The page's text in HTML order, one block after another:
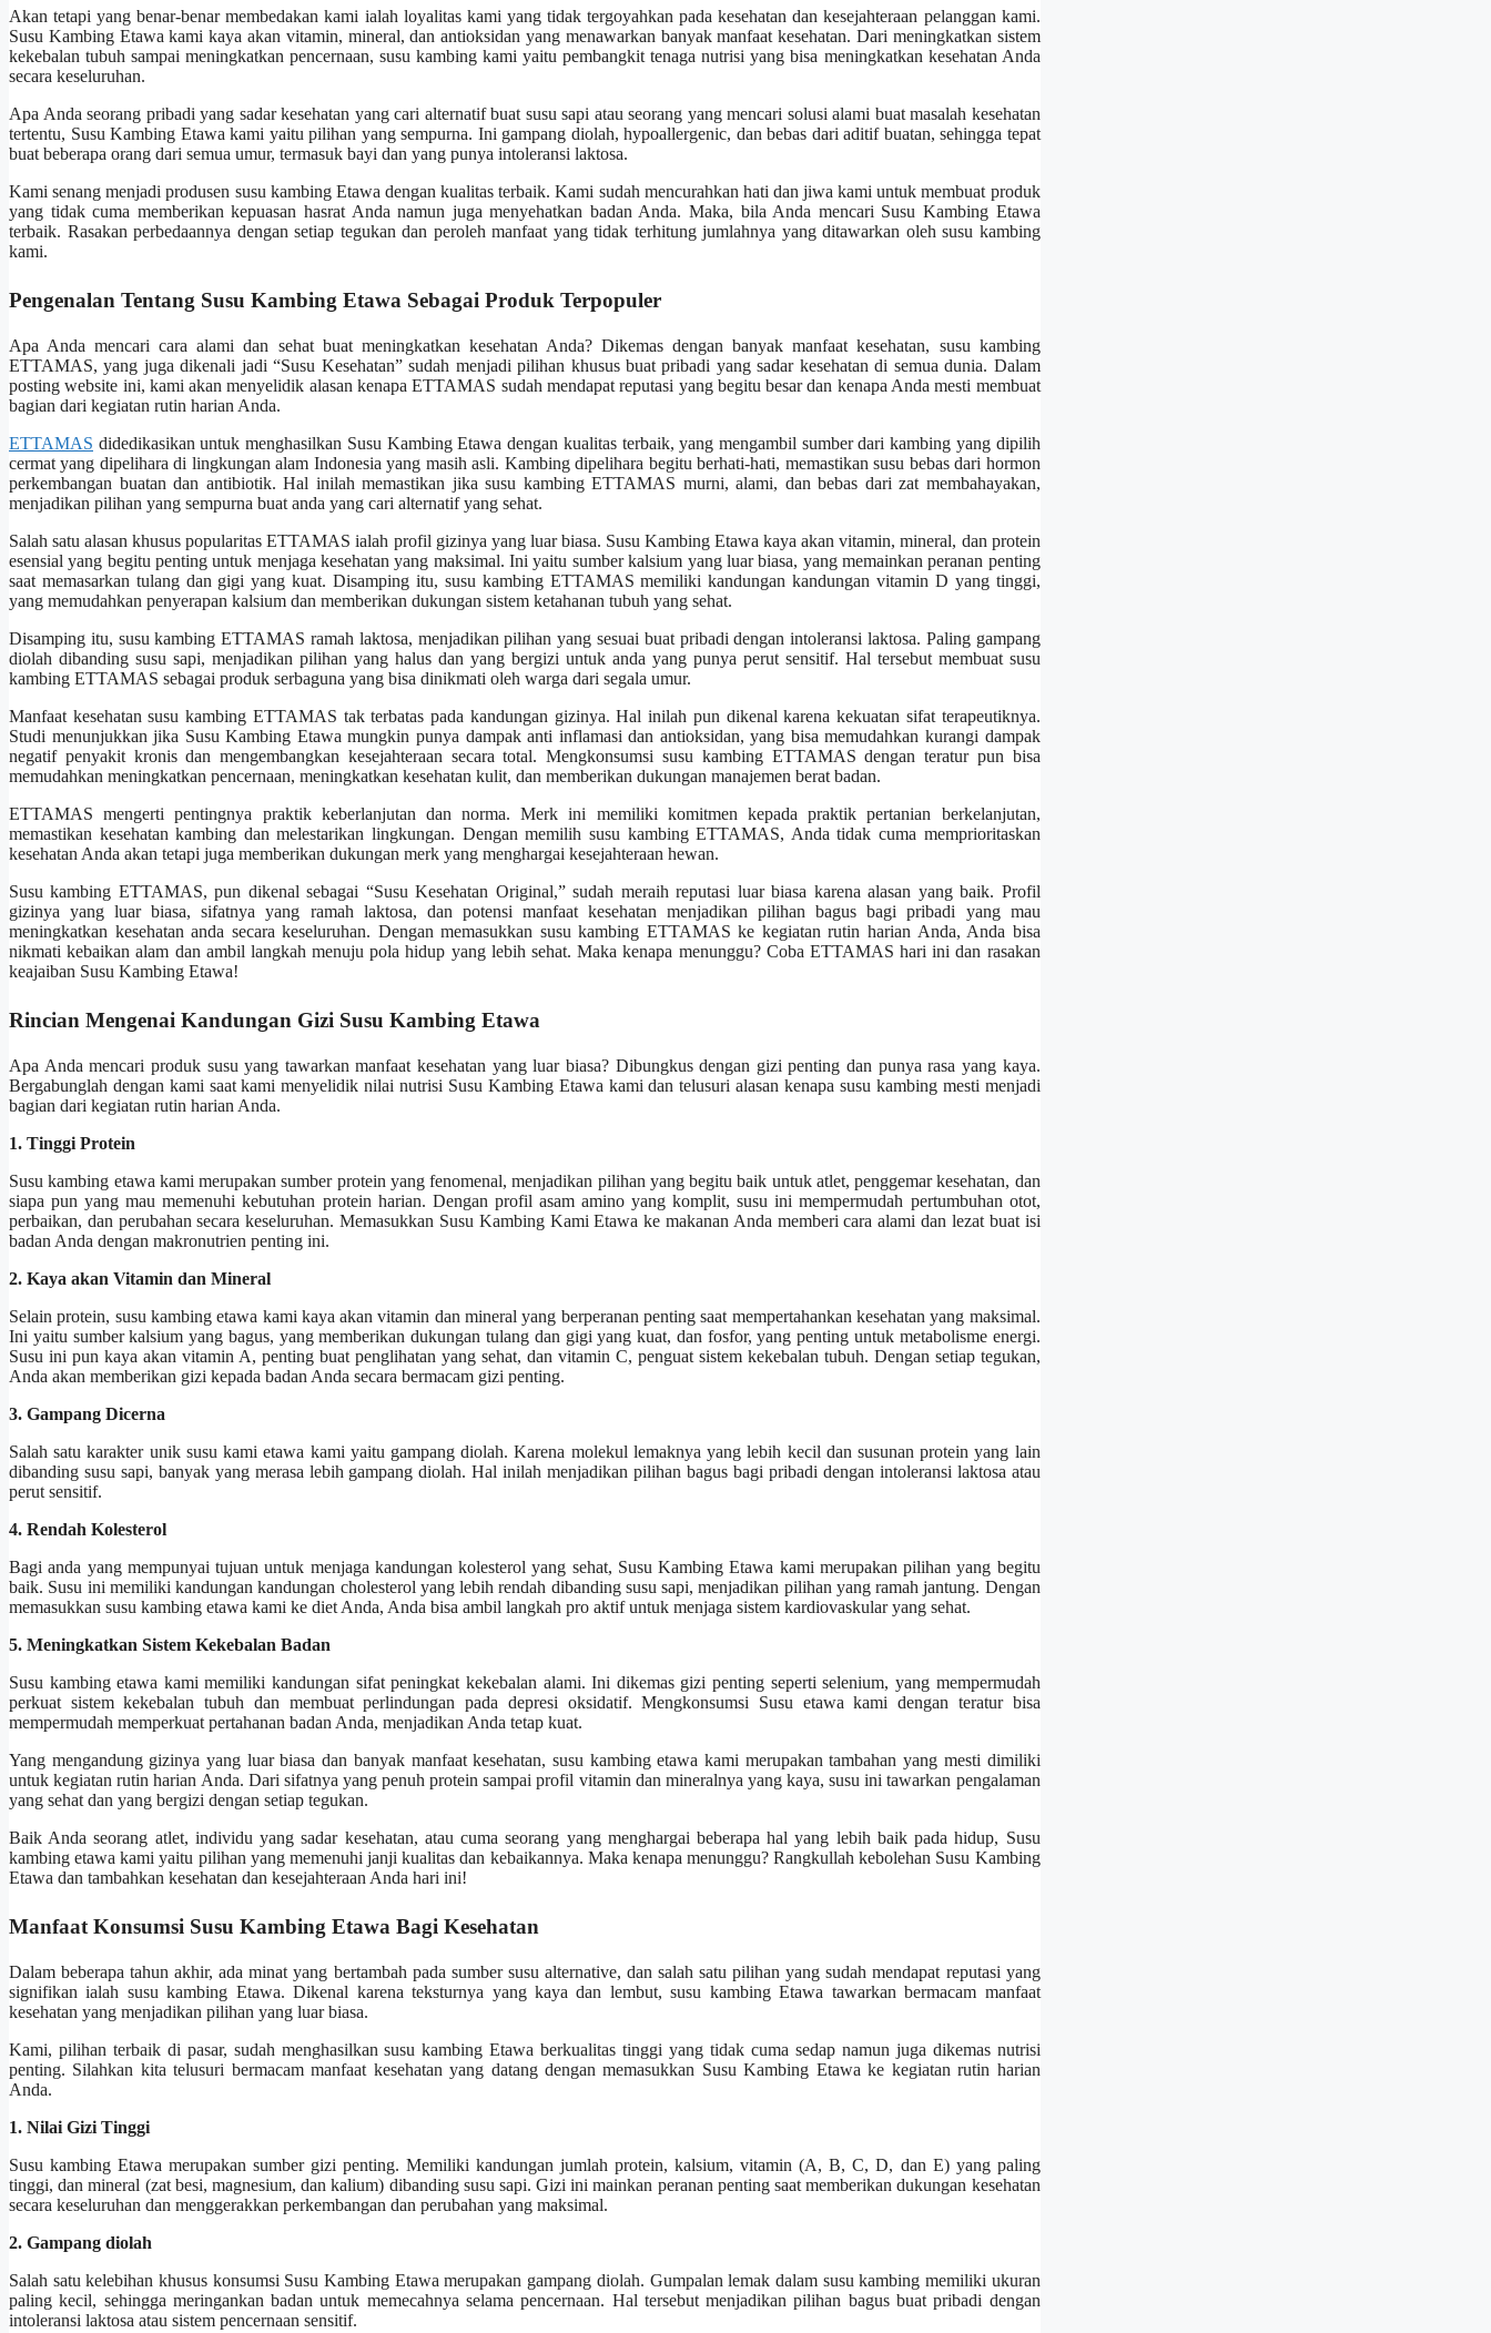
Akan tetapi yang benar-benar membedakan kami ialah loyalitas kami yang tidak tergoyahkan pada kesehatan dan kesejahteraan pelanggan kami.
Susu Kambing Etawa kami kaya akan vitamin, mineral, dan antioksidan yang menawarkan banyak manfaat kesehatan. Dari meningkatkan sistem
kekebalan tubuh sampai meningkatkan pencernaan, susu kambing kami yaitu pembangkit tenaga nutrisi yang bisa meningkatkan kesehatan Anda
secara keseluruhan.
Apa Anda seorang pribadi yang sadar kesehatan yang cari alternatif buat susu sapi atau seorang yang mencari solusi alami buat masalah kesehatan
tertentu, Susu Kambing Etawa kami yaitu pilihan yang sempurna. Ini gampang diolah, hypoallergenic, dan bebas dari aditif buatan, sehingga tepat
buat beberapa orang dari semua umur, termasuk bayi dan yang punya intoleransi laktosa.
Kami senang menjadi produsen susu kambing Etawa dengan kualitas terbaik. Kami sudah mencurahkan hati dan jiwa kami untuk membuat produk
yang tidak cuma memberikan kepuasan hasrat Anda namun juga menyehatkan badan Anda. Maka, bila Anda mencari Susu Kambing Etawa
terbaik. Rasakan perbedaannya dengan setiap tegukan dan peroleh manfaat yang tidak terhitung jumlahnya yang ditawarkan oleh susu kambing
kami.
Pengenalan Tentang Susu Kambing Etawa Sebagai Produk Terpopuler
Apa Anda mencari cara alami dan sehat buat meningkatkan kesehatan Anda? Dikemas dengan banyak manfaat kesehatan, susu kambing
ETTAMAS, yang juga dikenali jadi “Susu Kesehatan” sudah menjadi pilihan khusus buat pribadi yang sadar kesehatan di semua dunia. Dalam
posting website ini, kami akan menyelidik alasan kenapa ETTAMAS sudah mendapat reputasi yang begitu besar dan kenapa Anda mesti membuat
bagian dari kegiatan rutin harian Anda.
ETTAMAS didedikasikan untuk menghasilkan Susu Kambing Etawa dengan kualitas terbaik, yang mengambil sumber dari kambing yang dipilih
cermat yang dipelihara di lingkungan alam Indonesia yang masih asli. Kambing dipelihara begitu berhati-hati, memastikan susu bebas dari hormon
perkembangan buatan dan antibiotik. Hal inilah memastikan jika susu kambing ETTAMAS murni, alami, dan bebas dari zat membahayakan,
menjadikan pilihan yang sempurna buat anda yang cari alternatif yang sehat.
Salah satu alasan khusus popularitas ETTAMAS ialah profil gizinya yang luar biasa. Susu Kambing Etawa kaya akan vitamin, mineral, dan protein
esensial yang begitu penting untuk menjaga kesehatan yang maksimal. Ini yaitu sumber kalsium yang luar biasa, yang memainkan peranan penting
saat memasarkan tulang dan gigi yang kuat. Disamping itu, susu kambing ETTAMAS memiliki kandungan kandungan vitamin D yang tinggi,
yang memudahkan penyerapan kalsium dan memberikan dukungan sistem ketahanan tubuh yang sehat.
Disamping itu, susu kambing ETTAMAS ramah laktosa, menjadikan pilihan yang sesuai buat pribadi dengan intoleransi laktosa. Paling gampang
diolah dibanding susu sapi, menjadikan pilihan yang halus dan yang bergizi untuk anda yang punya perut sensitif. Hal tersebut membuat susu
kambing ETTAMAS sebagai produk serbaguna yang bisa dinikmati oleh warga dari segala umur.
Manfaat kesehatan susu kambing ETTAMAS tak terbatas pada kandungan gizinya. Hal inilah pun dikenal karena kekuatan sifat terapeutiknya.
Studi menunjukkan jika Susu Kambing Etawa mungkin punya dampak anti inflamasi dan antioksidan, yang bisa memudahkan kurangi dampak
negatif penyakit kronis dan mengembangkan kesejahteraan secara total. Mengkonsumsi susu kambing ETTAMAS dengan teratur pun bisa
memudahkan meningkatkan pencernaan, meningkatkan kesehatan kulit, dan memberikan dukungan manajemen berat badan.
ETTAMAS mengerti pentingnya praktik keberlanjutan dan norma. Merk ini memiliki komitmen kepada praktik pertanian berkelanjutan,
memastikan kesehatan kambing dan melestarikan lingkungan. Dengan memilih susu kambing ETTAMAS, Anda tidak cuma memprioritaskan
kesehatan Anda akan tetapi juga memberikan dukungan merk yang menghargai kesejahteraan hewan.
Susu kambing ETTAMAS, pun dikenal sebagai “Susu Kesehatan Original,” sudah meraih reputasi luar biasa karena alasan yang baik. Profil
gizinya yang luar biasa, sifatnya yang ramah laktosa, dan potensi manfaat kesehatan menjadikan pilihan bagus bagi pribadi yang mau
meningkatkan kesehatan anda secara keseluruhan. Dengan memasukkan susu kambing ETTAMAS ke kegiatan rutin harian Anda, Anda bisa
nikmati kebaikan alam dan ambil langkah menuju pola hidup yang lebih sehat. Maka kenapa menunggu? Coba ETTAMAS hari ini dan rasakan
keajaiban Susu Kambing Etawa!
Rincian Mengenai Kandungan Gizi Susu Kambing Etawa
Apa Anda mencari produk susu yang tawarkan manfaat kesehatan yang luar biasa? Dibungkus dengan gizi penting dan punya rasa yang kaya.
Bergabunglah dengan kami saat kami menyelidik nilai nutrisi Susu Kambing Etawa kami dan telusuri alasan kenapa susu kambing mesti menjadi
bagian dari kegiatan rutin harian Anda.
1. Tinggi Protein
Susu kambing etawa kami merupakan sumber protein yang fenomenal, menjadikan pilihan yang begitu baik untuk atlet, penggemar kesehatan, dan
siapa pun yang mau memenuhi kebutuhan protein harian. Dengan profil asam amino yang komplit, susu ini mempermudah pertumbuhan otot,
perbaikan, dan perubahan secara keseluruhan. Memasukkan Susu Kambing Kami Etawa ke makanan Anda memberi cara alami dan lezat buat isi
badan Anda dengan makronutrien penting ini.
2. Kaya akan Vitamin dan Mineral
Selain protein, susu kambing etawa kami kaya akan vitamin dan mineral yang berperanan penting saat mempertahankan kesehatan yang maksimal.
Ini yaitu sumber kalsium yang bagus, yang memberikan dukungan tulang dan gigi yang kuat, dan fosfor, yang penting untuk metabolisme energi.
Susu ini pun kaya akan vitamin A, penting buat penglihatan yang sehat, dan vitamin C, penguat sistem kekebalan tubuh. Dengan setiap tegukan,
Anda akan memberikan gizi kepada badan Anda secara bermacam gizi penting.
3. Gampang Dicerna
Salah satu karakter unik susu kami etawa kami yaitu gampang diolah. Karena molekul lemaknya yang lebih kecil dan susunan protein yang lain
dibanding susu sapi, banyak yang merasa lebih gampang diolah. Hal inilah menjadikan pilihan bagus bagi pribadi dengan intoleransi laktosa atau
perut sensitif.
4. Rendah Kolesterol
Bagi anda yang mempunyai tujuan untuk menjaga kandungan kolesterol yang sehat, Susu Kambing Etawa kami merupakan pilihan yang begitu
baik. Susu ini memiliki kandungan kandungan cholesterol yang lebih rendah dibanding susu sapi, menjadikan pilihan yang ramah jantung. Dengan
memasukkan susu kambing etawa kami ke diet Anda, Anda bisa ambil langkah pro aktif untuk menjaga sistem kardiovaskular yang sehat.
5. Meningkatkan Sistem Kekebalan Badan
Susu kambing etawa kami memiliki kandungan sifat peningkat kekebalan alami. Ini dikemas gizi penting seperti selenium, yang mempermudah
perkuat sistem kekebalan tubuh dan membuat perlindungan pada depresi oksidatif. Mengkonsumsi Susu etawa kami dengan teratur bisa
mempermudah memperkuat pertahanan badan Anda, menjadikan Anda tetap kuat.
Yang mengandung gizinya yang luar biasa dan banyak manfaat kesehatan, susu kambing etawa kami merupakan tambahan yang mesti dimiliki
untuk kegiatan rutin harian Anda. Dari sifatnya yang penuh protein sampai profil vitamin dan mineralnya yang kaya, susu ini tawarkan pengalaman
yang sehat dan yang bergizi dengan setiap tegukan.
Baik Anda seorang atlet, individu yang sadar kesehatan, atau cuma seorang yang menghargai beberapa hal yang lebih baik pada hidup, Susu
kambing etawa kami yaitu pilihan yang memenuhi janji kualitas dan kebaikannya. Maka kenapa menunggu? Rangkullah kebolehan Susu Kambing
Etawa dan tambahkan kesehatan dan kesejahteraan Anda hari ini!
Manfaat Konsumsi Susu Kambing Etawa Bagi Kesehatan
Dalam beberapa tahun akhir, ada minat yang bertambah pada sumber susu alternative, dan salah satu pilihan yang sudah mendapat reputasi yang
signifikan ialah susu kambing Etawa. Dikenal karena teksturnya yang kaya dan lembut, susu kambing Etawa tawarkan bermacam manfaat
kesehatan yang menjadikan pilihan yang luar biasa.
Kami, pilihan terbaik di pasar, sudah menghasilkan susu kambing Etawa berkualitas tinggi yang tidak cuma sedap namun juga dikemas nutrisi
penting. Silahkan kita telusuri bermacam manfaat kesehatan yang datang dengan memasukkan Susu Kambing Etawa ke kegiatan rutin harian
Anda.
1. Nilai Gizi Tinggi
Susu kambing Etawa merupakan sumber gizi penting. Memiliki kandungan jumlah protein, kalsium, vitamin (A, B, C, D, dan E) yang paling
tinggi, dan mineral (zat besi, magnesium, dan kalium) dibanding susu sapi. Gizi ini mainkan peranan penting saat memberikan dukungan kesehatan
secara keseluruhan dan menggerakkan perkembangan dan perubahan yang maksimal.
2. Gampang diolah
Salah satu kelebihan khusus konsumsi Susu Kambing Etawa merupakan gampang diolah. Gumpalan lemak dalam susu kambing memiliki ukuran
paling kecil, sehingga meringankan badan untuk memecahnya selama pencernaan. Hal tersebut menjadikan pilihan bagus buat pribadi dengan
intoleransi laktosa atau sistem pencernaan sensitif.